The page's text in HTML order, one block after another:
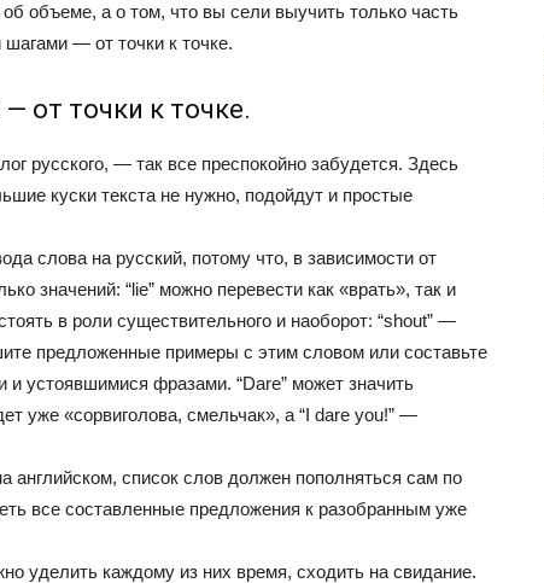
объеме, а о том, что вы сели выучить только часть
— от точки к точке.
от точки к точке.
русского, — так все преспокойно забудется. Здесь
куски текста не нужно, подойдут и простые
слова на русский, потому что, в зависимости от
значений: “lie” можно перевести как «врать», так и
в роли существительного и наоборот: “shout” —
предложенные примеры с этим словом или составьте
и устоявшимися фразами. “Dare” может значить
уже «сорвиголова, смельчак», а “I dare you!” —
английском, список слов должен пополняться сам по
все составленные предложения к разобранным уже
уделить каждому из них время, сходить на свидание.